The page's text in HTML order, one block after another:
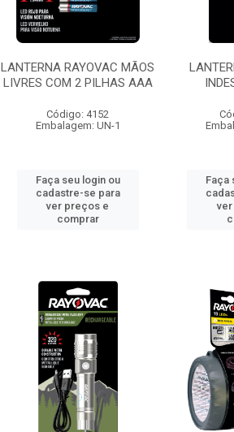
LANTERNA RAYOVAC MÃOS
LIVRES COM 2 PILHAS AAA
Código: 4152
Embalagem: UN-1
Faça seu login ou
cadastre-se para
ver preços e
comprar
Faça